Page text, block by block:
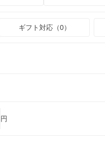
ギフト対応（0）
円